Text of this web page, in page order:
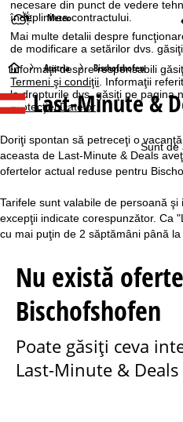
necesare din punct de vedere
îndeplinirea contractului.
Mai multe detalii despre
de modificare a setărilor dvs.
Informaţii despre responsabili
Termeni şi condiţii. Informaţii
la drepturile dvs. găsiţi pe pagina
Protecţiei Datelor.
Sunt de
Meteo
A
c
s
Austria Bischofshofen
Last-Minute &
Doriţi spontan să petreceţi o
aceasta de Last-Minute & Deals
ofertelor actual reduse pentru
Tarifele sunt valabile de persoană
excepţii indicate corespunzător. Ca
cu mai puţin de 2 săptămâni până la
Nu există
Bischofshofen
Poate găsiţi ceva
Last-Minute & Deals